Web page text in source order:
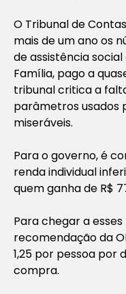
O Tribunal de
mais de um ano os
de assistência
Família, pago a
tribunal critica a
parâmetros usados
miseráveis.
Para o governo, é
renda individual
quem ganha de R$
Para chegar a
recomendação da
1,25 por pessoa por
compra.